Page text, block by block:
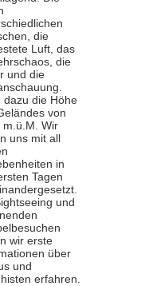
die
Luft, das
die
und die
dazu die Höhe
von
m.ü.M. Wir
uns mit all
in
Tagen
und
wir erste
über
und
erfahren.